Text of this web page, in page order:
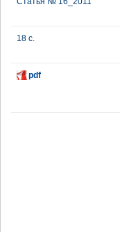
18 с.
pdf